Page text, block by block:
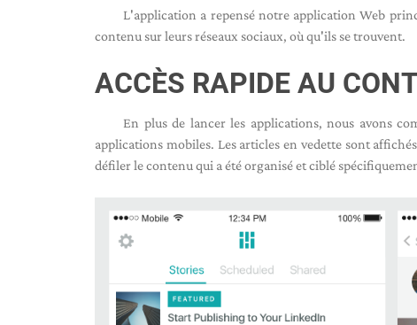
L'application a repensé notre application Web
contenu sur leurs réseaux sociaux, où qu'ils se trouvent.
ACCÈS RAPIDE AU
En plus de lancer les applications, nous avons
applications mobiles. Les articles en vedette sont
défiler le contenu qui a été organisé et ciblé